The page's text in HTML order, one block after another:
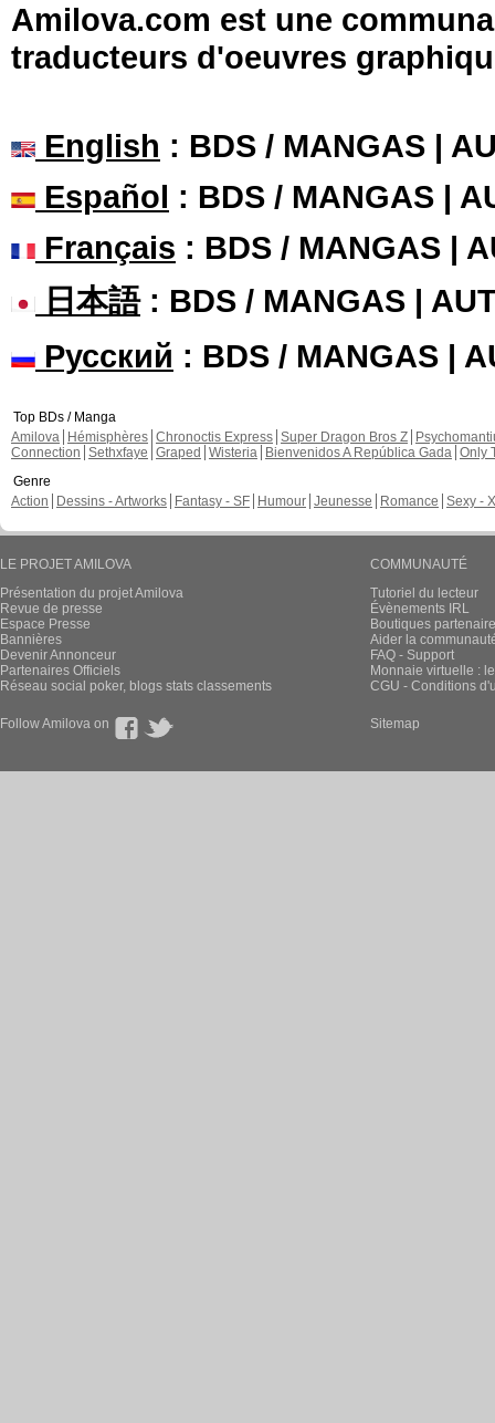
Amilova.com est une
traducteurs d'oeuvres
English : BDS / MANGAS |
Español : BDS / MANGAS |
Français : BDS / MANGAS |
日本語: BDS / MANGAS |
Русский : BDS / MANGAS |
Top BDs / Manga
Amilova
Hémisphères Chronoctis Express Super Dragon Bros Z
Connection Sethxfaye Graped Wisteria Bienvenidos A República Gada Only
Genre
Action
Dessins - Artworks Fantasy - SF Humour Jeunesse Romance Sexy -
LE PROJET AMILOVA
Présentation du projet Amilova
Revue de presse
Espace Presse
Bannières
Devenir Annonceur
Partenaires Officiels
Réseau social poker, blogs stats classements
COMMUNAUTÉ
Tutoriel du lecteur
Évènements IRL
Boutiques
Aider la
FAQ - Support
Monnaie virtuelle :
CGU - Conditions
Follow Amilova on Sitemap